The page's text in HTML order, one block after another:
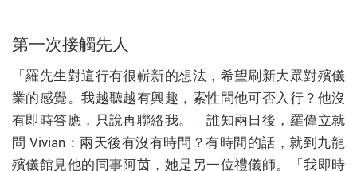
第一次接觸先人
「羅先生對這行有很嶄新的想法，希望刷新大眾對殯儀
業的感覺。我越聽越有興趣，索性問他可否入行？他沒
有即時答應，只說再聯絡我。」誰知兩日後，羅偉立就
問 Vivian：兩天後有沒有時間？有時間的話，就到九龍
殯儀館見他的同事阿茵，她是另一位禮儀師。「我即時